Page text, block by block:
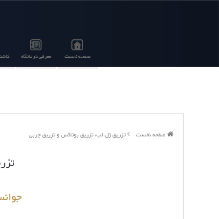
صفحه نخست معرفی درمانگاه
صفحه نخست تزریق ژل لب، تزریق بوتاکس و تزریق چربی